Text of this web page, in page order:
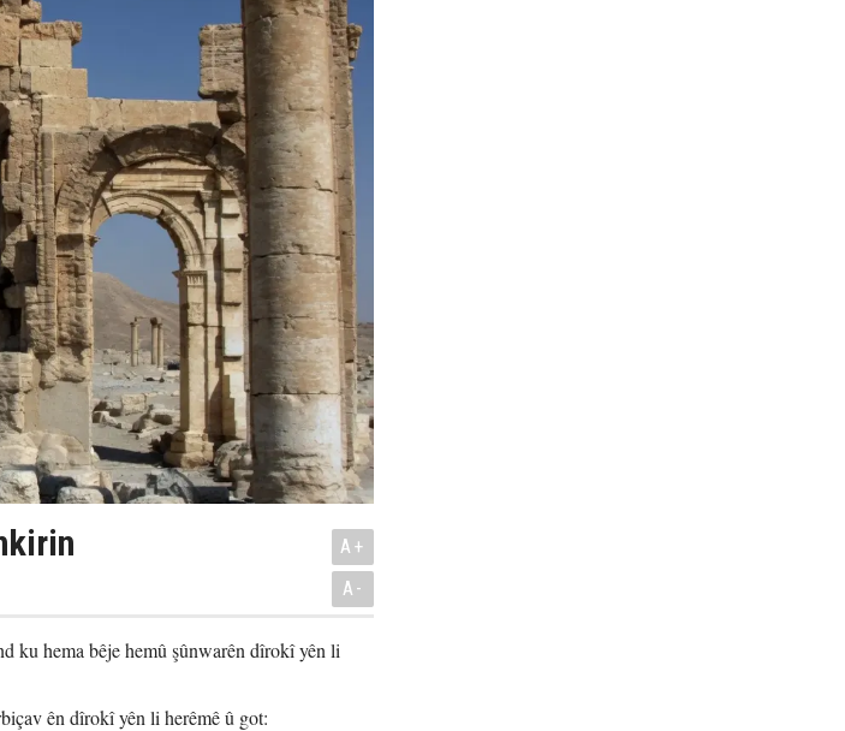
A+
A-
ku hema bêje hemû şûnwarên dîrokî yên li
ên dîrokî yên li herêmê û got: